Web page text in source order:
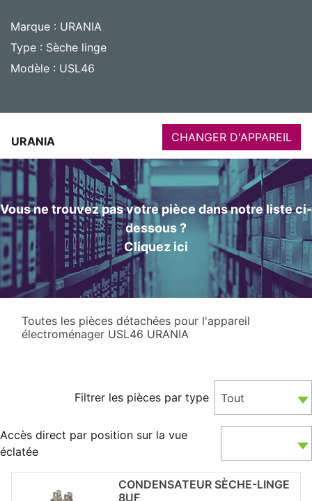
Marque : URANIA
Type : Sèche linge
Modèle : USL46
URANIA CHANGER D'APPAREIL
Vous ne trouvez pas votre pièce dans notre liste ci-
dessous ?
Cliquez ici
Toutes les pièces détachées pour l'appareil
électroménager USL46 URANIA
Filtrer les pièces par type Tout
Accès direct par position sur la vue
éclatée
CONDENSATEUR SÈCHE-LINGE
8UF